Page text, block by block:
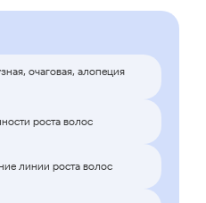
очаговая, алопеция
роста волос
линии роста волос